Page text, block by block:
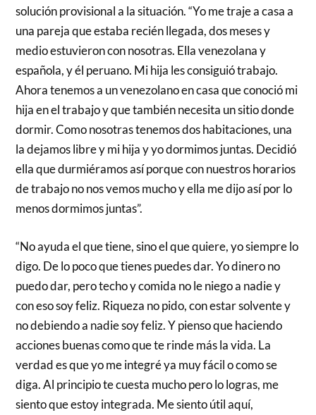
solución provisional a la situación. “Yo me traje a casa a
una pareja que estaba recién llegada, dos meses y
medio estuvieron con nosotras. Ella venezolana y
española, y él peruano. Mi hija les consiguió trabajo.
Ahora tenemos a un venezolano en casa que conoció mi
hija en el trabajo y que también necesita un sitio donde
dormir. Como nosotras tenemos dos habitaciones, una
la dejamos libre y mi hija y yo dormimos juntas. Decidió
ella que durmiéramos así porque con nuestros horarios
de trabajo no nos vemos mucho y ella me dijo así por lo
menos dormimos juntas”.
“No ayuda el que tiene, sino el que quiere, yo siempre lo
digo. De lo poco que tienes puedes dar. Yo dinero no
puedo dar, pero techo y comida no le niego a nadie y
con eso soy feliz. Riqueza no pido, con estar solvente y
no debiendo a nadie soy feliz. Y pienso que haciendo
acciones buenas como que te rinde más la vida. La
verdad es que yo me integré ya muy fácil o como se
diga. Al principio te cuesta mucho pero lo logras, me
siento que estoy integrada. Me siento útil aquí,